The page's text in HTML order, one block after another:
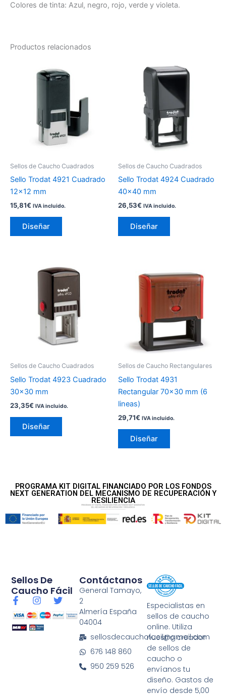
Colores de tinta: Azul, negro, rojo, verde y violeta.
Productos relacionados
Sellos de Caucho Cuadrados
Sello Trodat 4921 Cuadrado
12×12 mm
15,81€ IVA incluido.
Diseñar
producto
múltiples
variantes.
Las
opciones
en
página
Sellos de Caucho Cuadrados
Sello Trodat 4924 Cuadrado
40×40 mm
26,53€ IVA incluido.
Diseñar
Este
producto
múltiples
variantes.
Las
opciones
se
en
página
Sellos de Caucho Cuadrados
Sello Trodat 4923 Cuadrado
30×30 mm
23,35€ IVA incluido.
Diseñar
producto
tiene
múltiples
variantes.
Las
opciones
en
página
Sellos de Caucho Rectangulares
Sello Trodat 4931
Rectangular 70×30 mm (6
lineas)
29,71€ IVA incluido.
Diseñar
producto
tiene
múltiples
variantes.
Las
opciones
se
en
de
PROGRAMA KIT DIGITAL FINANCIADO POR LOS FONDOS
NEXT GENERATION DEL MECANISMO DE RECUPERACIÓN Y
RESILIENCIA
Especialistas en
sellos de caucho
online. Utiliza
nuestro creador
de sellos de
caucho o
envíanos tu
diseño. Gastos de
envío desde 5,00
Contáctanos
General Tamayo,
2
Almería España
04004
sellosdecauchofacil@gmail.com
676 148 860
950 259 526
Sellos De
Caucho Fácil
F
c
e
I
s
t
T
i